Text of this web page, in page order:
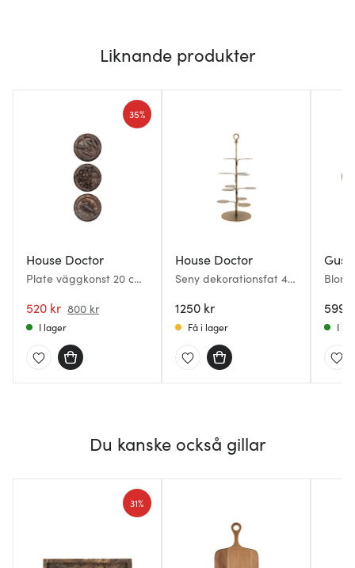
Liknande produkter
House Doctor
Plate väggkonst 20 cm
520 kr 800 kr
35%
I lager
House Doctor
Seny dekorationsfat 40
1250 kr
Få i lager
Gus
599
I
Du kanske också gillar
31%